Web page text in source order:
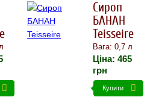
Сироп
БАНАН
Teisseire
Вага: 0,7 л
Ціна: 465
грн
Купити